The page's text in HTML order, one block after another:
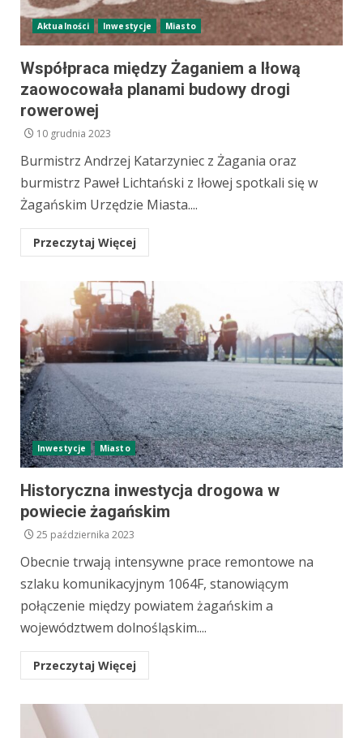
Aktualności Inwestycje Miasto
Współpraca między Żaganiem a Iłową
zaowocowała planami budowy drogi
rowerowej
10 grudnia 2023
Burmistrz Andrzej Katarzyniec z Żagania oraz
burmistrz Paweł Lichtański z Iłowej spotkali się w
Żagańskim Urzędzie Miasta....
Przeczytaj Więcej
Inwestycje Miasto
Historyczna inwestycja drogowa w
powiecie żagańskim
25 października 2023
Obecnie trwają intensywne prace remontowe na
szlaku komunikacyjnym 1064F, stanowiącym
połączenie między powiatem żagańskim a
województwem dolnośląskim....
Przeczytaj Więcej